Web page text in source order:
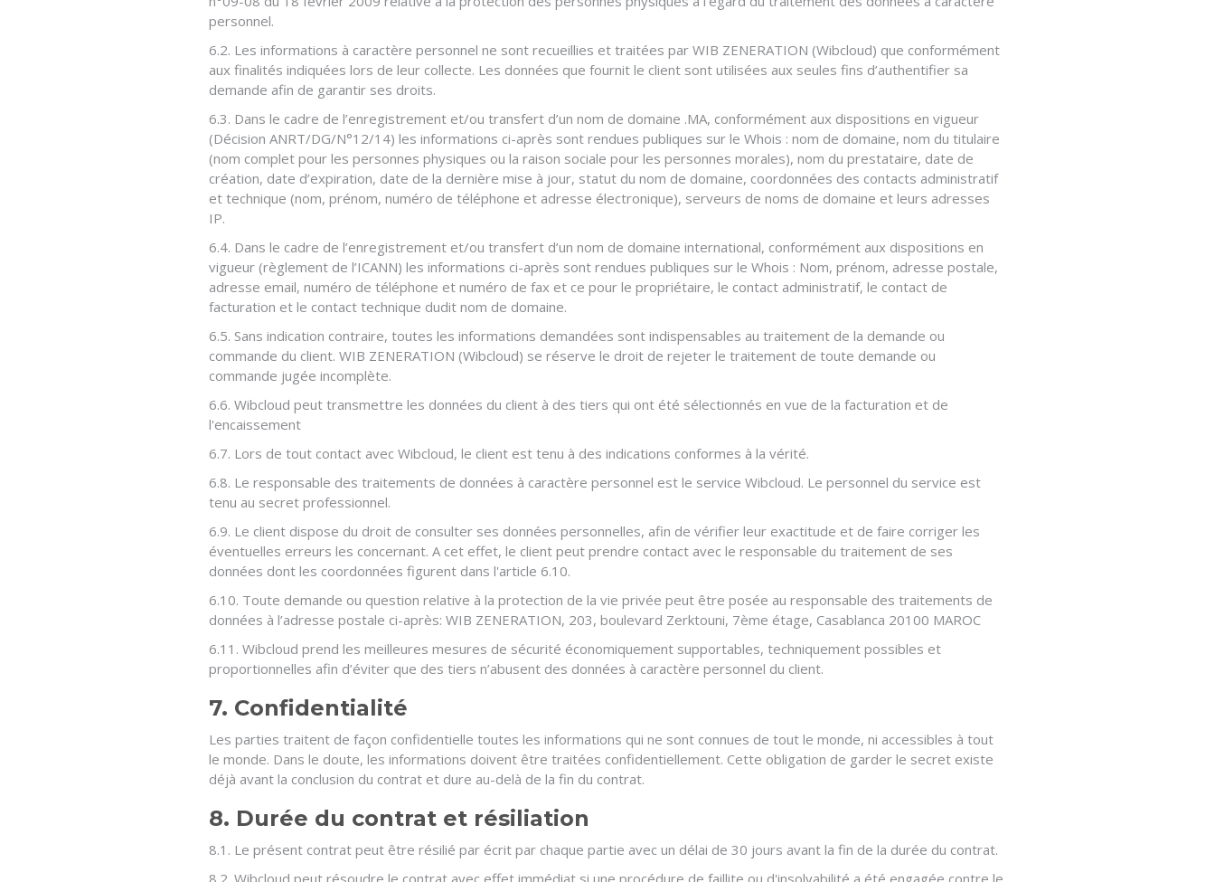
personnel.
6.2. Les informations à caractère personnel ne sont recueillies et traitées par WIB ZENERATION (Wibcloud) que conformément
aux finalités indiquées lors de leur collecte. Les données que fournit le client sont utilisées aux seules fins d’authentifier sa
demande afin de garantir ses droits.
6.3. Dans le cadre de l’enregistrement et/ou transfert d’un nom de domaine .MA, conformément aux dispositions en vigueur
(Décision ANRT/DG/N°12/14) les informations ci-après sont rendues publiques sur le Whois : nom de domaine, nom du titulaire
(nom complet pour les personnes physiques ou la raison sociale pour les personnes morales), nom du prestataire, date de
création, date d’expiration, date de la dernière mise à jour, statut du nom de domaine, coordonnées des contacts administratif
et technique (nom, prénom, numéro de téléphone et adresse électronique), serveurs de noms de domaine et leurs adresses
IP.
6.4. Dans le cadre de l’enregistrement et/ou transfert d’un nom de domaine international, conformément aux dispositions en
vigueur (règlement de l’ICANN) les informations ci-après sont rendues publiques sur le Whois : Nom, prénom, adresse postale,
adresse email, numéro de téléphone et numéro de fax et ce pour le propriétaire, le contact administratif, le contact de
facturation et le contact technique dudit nom de domaine.
6.5. Sans indication contraire, toutes les informations demandées sont indispensables au traitement de la demande ou
commande du client. WIB ZENERATION (Wibcloud) se réserve le droit de rejeter le traitement de toute demande ou
commande jugée incomplète.
6.6. Wibcloud peut transmettre les données du client à des tiers qui ont été sélectionnés en vue de la facturation et de
l'encaissement
6.7. Lors de tout contact avec Wibcloud, le client est tenu à des indications conformes à la vérité.
6.8. Le responsable des traitements de données à caractère personnel est le service Wibcloud. Le personnel du service est
tenu au secret professionnel.
6.9. Le client dispose du droit de consulter ses données personnelles, afin de vérifier leur exactitude et de faire corriger les
éventuelles erreurs les concernant. A cet effet, le client peut prendre contact avec le responsable du traitement de ses
données dont les coordonnées figurent dans l'article 6.10.
6.10. Toute demande ou question relative à la protection de la vie privée peut être posée au responsable des traitements de
données à l’adresse postale ci-après: WIB ZENERATION, 203, boulevard Zerktouni, 7ème étage, Casablanca 20100 MAROC
6.11. Wibcloud prend les meilleures mesures de sécurité économiquement supportables, techniquement possibles et
proportionnelles afin d’éviter que des tiers n’abusent des données à caractère personnel du client.
7. Confidentialité
Les parties traitent de façon confidentielle toutes les informations qui ne sont connues de tout le monde, ni accessibles à tout
le monde. Dans le doute, les informations doivent être traitées confidentiellement. Cette obligation de garder le secret existe
déjà avant la conclusion du contrat et dure au-delà de la fin du contrat.
8. Durée du contrat et résiliation
8.1. Le présent contrat peut être résilié par écrit par chaque partie avec un délai de 30 jours avant la fin de la durée du contrat.
8.2. Wibcloud peut résoudre le contrat avec effet immédiat si une procédure de faillite ou d'insolvabilité a été engagée contre le